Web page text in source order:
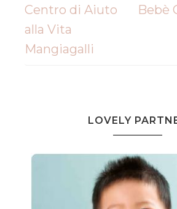
Centro di Aiuto
alla Vita
Mangiagalli
Bebè
LOVELY